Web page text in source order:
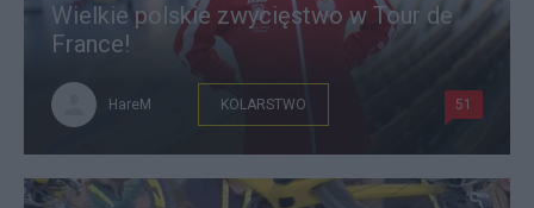
Wielkie polskie zwycięstwo w Tour de
France!
HareM KOLARSTWO 51